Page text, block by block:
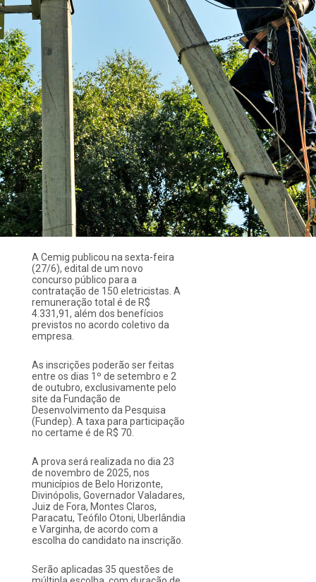
A Cemig publicou na sexta-feira
(27/6), edital de um novo
concurso público para a
contratação de 150 eletricistas. A
remuneração total é de R$
4.331,91, além dos benefícios
previstos no acordo coletivo da
empresa.
As inscrições poderão ser feitas
entre os dias 1º de setembro e 2
de outubro, exclusivamente pelo
site da Fundação de
Desenvolvimento da Pesquisa
(Fundep). A taxa para participação
no certame é de R$ 70.
A prova será realizada no dia 23
de novembro de 2025, nos
municípios de Belo Horizonte,
Divinópolis, Governador Valadares,
Juiz de Fora, Montes Claros,
Paracatu, Teófilo Otoni, Uberlândia
e Varginha, de acordo com a
escolha do candidato na inscrição.
Serão aplicadas 35 questões de